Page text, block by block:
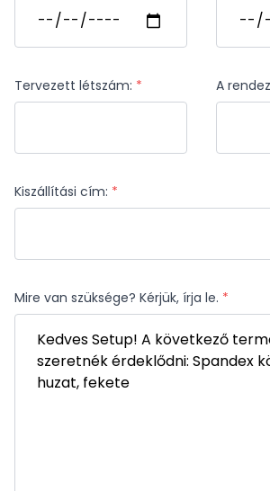
Tervezett létszám: * A
Kiszállítási cím: *
Mire van szüksége? Kérjük, írja le. *